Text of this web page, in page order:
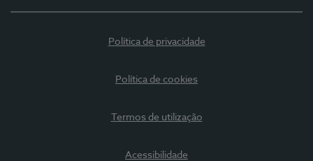
Política de privacidade
Política de cookies
Termos de utilização
Acessibilidade